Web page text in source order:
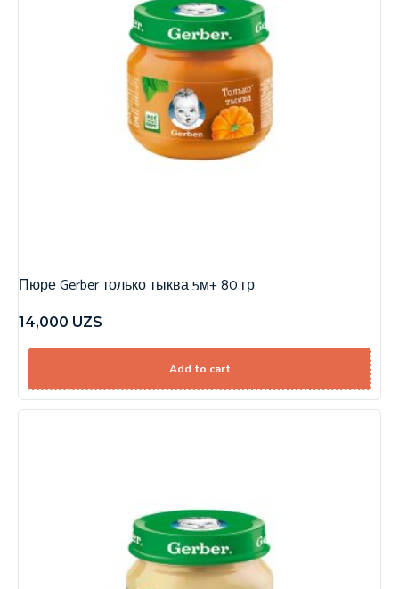
Пюре Gerber только тыква 5м+ 80 гр
14,000 UZS
Add to cart